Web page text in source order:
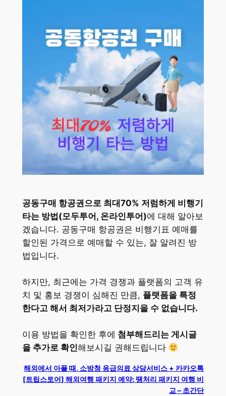
공동구매 항공권으로 최대70% 저럼하게 비행기
타는 방법(모두투어, 온라인투어)에 대해 알아보
겠습니다. 공동구매 항공권은 비행기표 예매를
할인된 가격으로 예매할 수 있는, 잘 알려진 방
법입니다.
하지만, 최근에는 가격 경쟁과 플랫폼의 고객 유
치 및 홍보 경쟁이 심해진 만큼, 플랫폼을 특정
한다고 해서 최저가라고 단정지을 수 없습니다.
이용 방법을 확인한 후에 첨부해드리는 게시글
을 추가로 확인해보시길 권해드립니다
해외에서 아플 때, 소방청 응급의료 상담서비스 + 카카오톡
[트립스토어] 해외여행 패키지 예약: 땡처리 패키지 여행 비
교 – 초간단